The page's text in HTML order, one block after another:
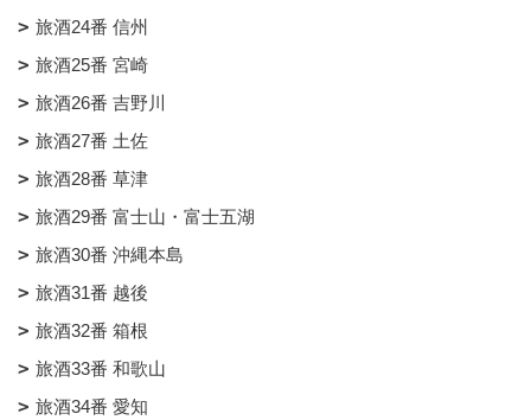
旅酒24番 信州
旅酒25番 宮崎
旅酒26番 吉野川
旅酒27番 土佐
旅酒28番 草津
旅酒29番 富士山・富士五湖
旅酒30番 沖縄本島
旅酒31番 越後
旅酒32番 箱根
旅酒33番 和歌山
旅酒34番 愛知